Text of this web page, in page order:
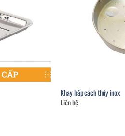
Khay hấp cách thủy inox
Liên hệ